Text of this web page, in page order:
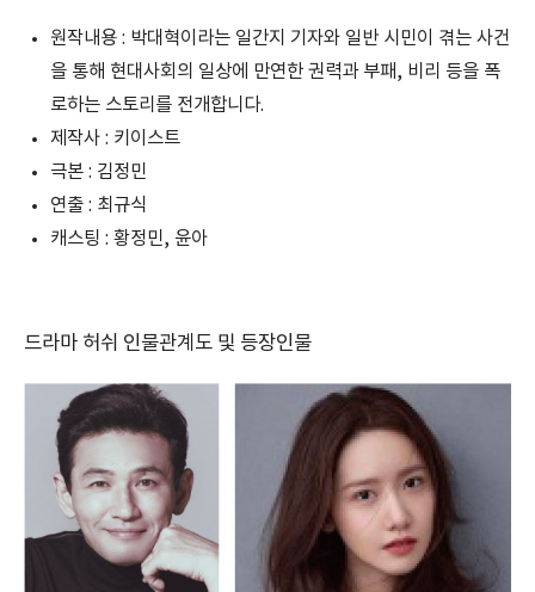
원작내용 : 박대혁이라는 일간지 기자와 일반 시민이 겪는 사건
을 통해 현대사회의 일상에 만연한 권력과 부패, 비리 등을 폭
로하는 스토리를 전개합니다.
제작사 : 키이스트
극본 : 김정민
연출 : 최규식
캐스팅 : 황정민, 윤아
드라마 허쉬 인물관계도 및 등장인물